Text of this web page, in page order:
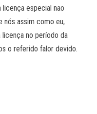
especial nao
nós assim como eu,
licença no período da
o referido falor devido.